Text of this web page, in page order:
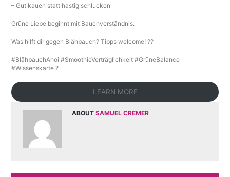
– Gut kauen statt hastig schlucken
Grüne Liebe beginnt mit Bauchverständnis.
Was hilft dir gegen Blähbauch? Tipps welcome! ??
#BlähbauchAhoi #SmoothieVerträglichkeit #GrüneBalance
#Wissenskarte ?
LEARN MORE
ABOUT SAMUEL CREMER